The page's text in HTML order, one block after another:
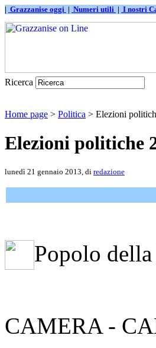
| Grazzanise oggi | Numeri utili | I nostri
Ricerca
Home page > Politica > Elezioni
Elezioni politiche
lunedì 21 gennaio 2013, di redazione
Popolo
CAMERA -